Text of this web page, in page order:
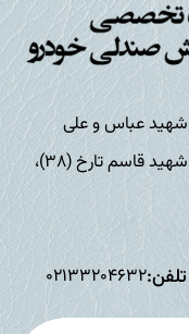
شهید عباس و علی
فخارنیا(15متری دوم)، خیابان شهید قاسم تارخ (38)،
تلفن:02133204632